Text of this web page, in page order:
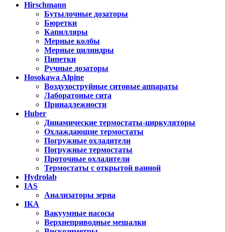
Hirschmann
Бутылочные дозаторы
Бюретки
Капилляры
Мерные колбы
Мерные цилиндры
Пипетки
Ручные дозаторы
Hosokawa Alpine
Воздухоструйные ситовые аппараты
Лаборатоные сита
Принадлежности
Huber
Динамические термостаты-циркуляторы
Охлаждающие термостаты
Погружные охладители
Погружные термостаты
Проточные охладители
Термостаты с открытой ванной
Hydrolab
IAS
Анализаторы зерна
IKA
Вакуумные насосы
Верхнеприводные мешалки